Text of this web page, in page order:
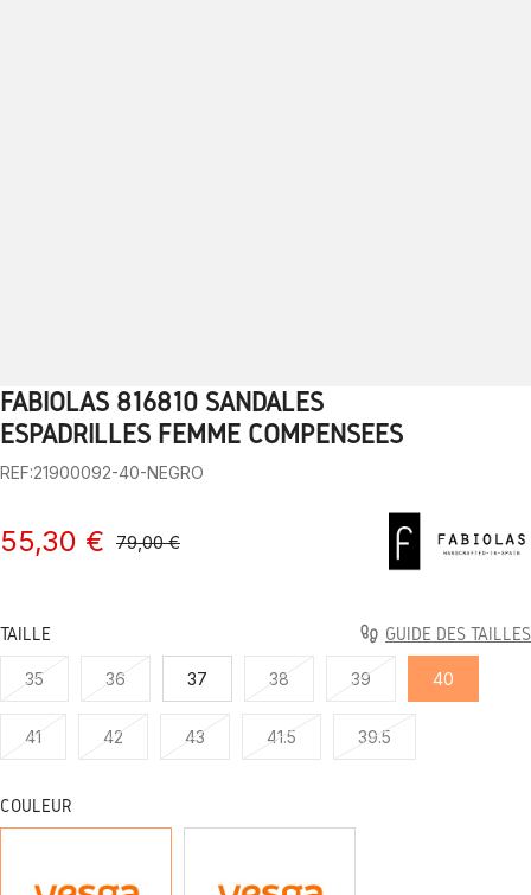
1 2 3 4 5 6 7
FABIOLAS 816810 SANDALES
ESPADRILLES FEMME COMPENSÉES
REF:21900092-40-NEGRO
55,30 € 79,00 €
TAILLE GUIDE DES TAILLES
35 36 37 38 39 40
41 42 43 41.5 39.5
COULEUR